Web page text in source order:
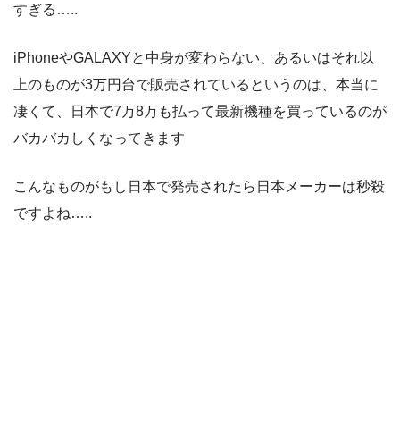
すぎる…..
iPhoneやGALAXYと中身が変わらない、あるいはそれ以
上のものが3万円台で販売されているというのは、本当に
凄くて、日本で7万8万も払って最新機種を買っているのが
バカバカしくなってきます
こんなものがもし日本で発売されたら日本メーカーは秒殺
ですよね…..